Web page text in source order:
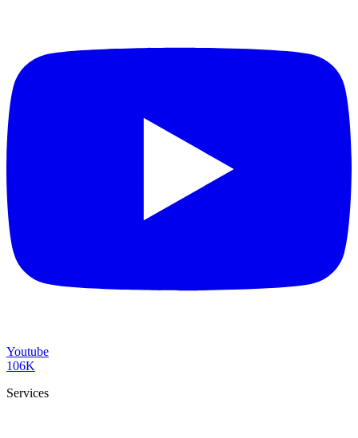
Youtube
106K
Services